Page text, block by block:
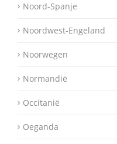
Noord-Spanje
Noordwest-Engeland
Noorwegen
Normandië
Occitanië
Oeganda